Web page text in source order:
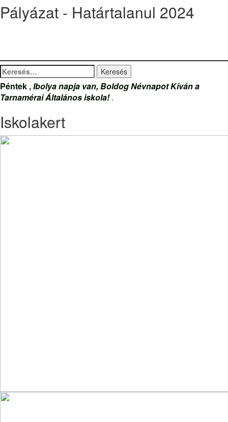
Pályázat - Határtalanul 2024
Keresés:
Péntek ,Ibolya napja van, Boldog Névnapot Kíván a
Tarnamérai Általános iskola!.
Iskolakert